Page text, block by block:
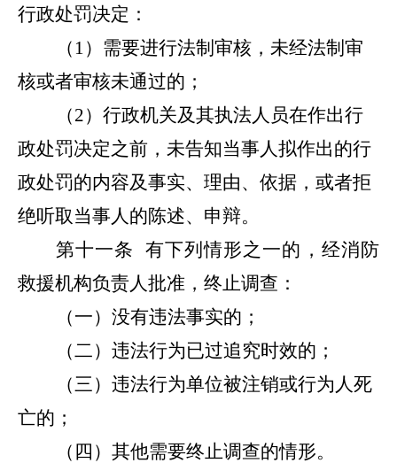
行政处罚决定：
（ 1）需要进行法制审核，未经法制审
核或者审核未通过的；
（2）行政机关及其执法人员在作出行
政处罚决定之前，未告知当事人拟作出的行
政处罚的内容及事实、理由、依据，或者拒
绝听取当事人的陈述、申辩。
第十一条
有下列情形之一的，经消防
救援机构负责人批准，终止调查：
（一）没有违法事实的；
（二）违法行为已过追究时效的；
（三）违法行为单位被注销或行为人死
亡的；
（四）其他需要终止调查的情形。